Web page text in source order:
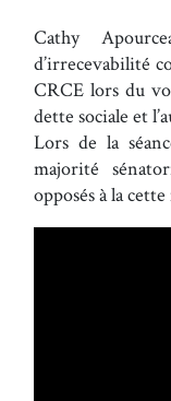
Cathy
d’irrecevabilité
CRCE lors du
dette sociale et
Lors de la
majorité
opposés à la